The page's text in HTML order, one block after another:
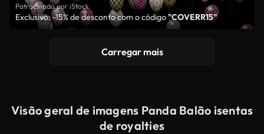
Patrocinado por iStock
Exclusivo: -15% de desconto com o código"COVERR15"
Carregar mais
Visão geral de imagens Panda Balão isentas
de royalties